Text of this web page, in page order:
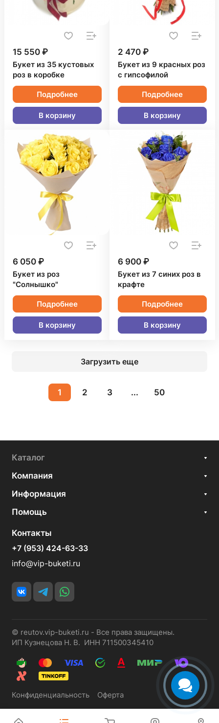
15 550 ₽
Букет из 35 кустовых
роз в коробке
Подробнее
В корзину
2 470 ₽
Букет из 9 красных роз
с гипсофилой
Подробнее
В корзину
6 050 ₽
Букет из роз
"Солнышко"
Подробнее
В корзину
6 900 ₽
Букет из 7 синих роз в
крафте
Подробнее
В корзину
Загрузить еще
1 2 3 ... 50
Каталог
Компания
Информация
Помощь
Контакты
+7 (953) 424-63-33
info@vip-buketi.ru
© reutov.vip-buketi.ru - Все права защищены.
ИП Кузнецова Н. В. ИНН 711500345410
Конфиденциальность Оферта